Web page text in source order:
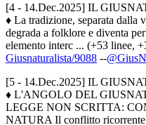
[4 - 14.Dec.2025] IL
♦ La tradizione, separata dalla
degrada a folklore e diventa
elemento interc ... (+53 linee,
Giusnaturalista/9088 --@GiusN
[5 - 14.Dec.2025] IL
♦ L'ANGOLO DEL
LEGGE NON SCRITTA:
NATURA Il conflitto ricorrente